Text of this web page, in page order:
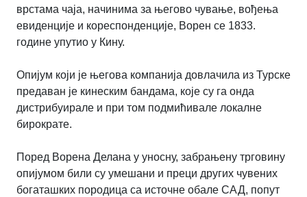
врстама чаја, начинима за његово чување, вођења
евиденције и кореспонденције, Ворен се 1833.
године упутио у Кину.
Опијум који је његова компанија довлачила из Турске
предаван је кинеским бандама, које су га онда
дистрибуирале и при том подмићивале локалне
бирократе.
Поред Ворена Делана у уносну, забрањену трговину
опијумом били су умешани и преци других чувених
богаташких породица са источне обале САД, попут